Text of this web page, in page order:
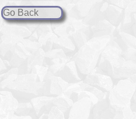
Go Back